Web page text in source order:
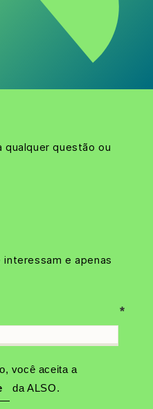
qualquer questão ou
e apenas
você aceita a
da ALSO.